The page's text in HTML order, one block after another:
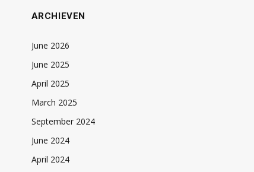
ARCHIEVEN
June 2026
June 2025
April 2025
March 2025
September 2024
June 2024
April 2024